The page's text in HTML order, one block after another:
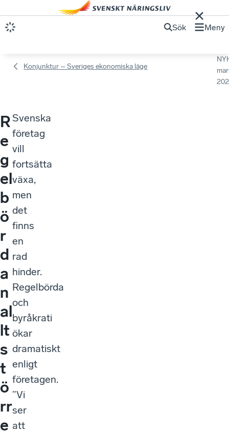
Sök Meny
Konjunktur – Sveriges ekonomiska läge
R
e
g
el
b
ö
r
d
a
n
al
lt
s
t
ö
rr
e
Svenska
företag
vill
fortsätta
växa,
men
det
finns
en
rad
hinder.
Regelbörda
och
byråkrati
ökar
dramatiskt
enligt
företagen.
”Vi
ser
att